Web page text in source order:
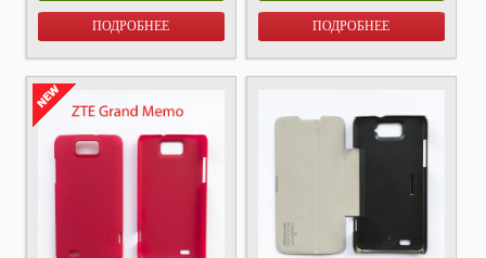
ПОДРОБНЕЕ ПОДРОБНЕЕ